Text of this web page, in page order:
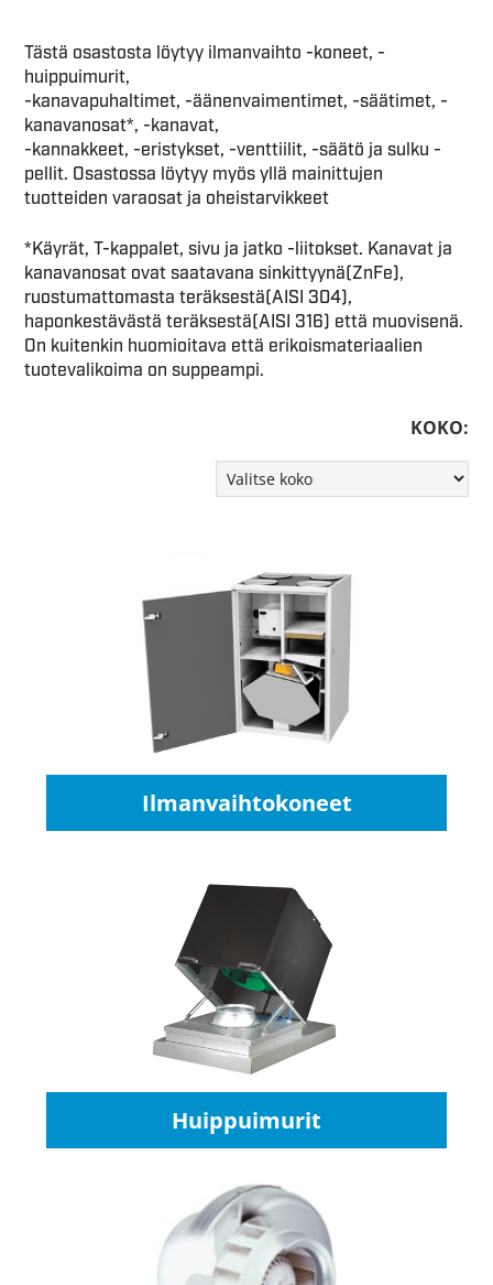
Tästä osastosta löytyy ilmanvaihto -koneet, -
huippuimurit,
-kanavapuhaltimet, -äänenvaimentimet, -säätimet, -
kanavanosat*, -kanavat,
-kannakkeet, -eristykset, -venttiilit, -säätö ja sulku -
pellit. Osastossa löytyy myös yllä mainittujen
tuotteiden varaosat ja oheistarvikkeet
*Käyrät, T-kappalet, sivu ja jatko -liitokset. Kanavat ja
kanavanosat ovat saatavana sinkittyynä(ZnFe),
ruostumattomasta teräksestä(AISI 304),
haponkestävästä teräksestä(AISI 316) että muovisenä.
On kuitenkin huomioitava että erikoismateriaalien
tuotevalikoima on suppeampi.
KOKO:
Ilmanvaihtokoneet
Huippuimurit